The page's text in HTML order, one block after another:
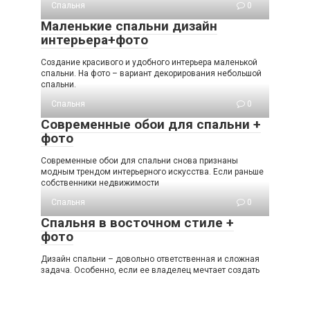
Спальня
0
Маленькие спальни дизайн
интерьера+фото
Создание красивого и удобного интерьера маленькой
спальни. На фото – вариант декорирования небольшой
спальни.
Спальня
0
Современные обои для спальни +
фото
Современные обои для спальни снова признаны
модным трендом интерьерного искусства. Если раньше
собственники недвижимости
Спальня
0
Спальня в восточном стиле +
фото
Дизайн спальни – довольно ответственная и сложная
задача. Особенно, если ее владелец мечтает создать